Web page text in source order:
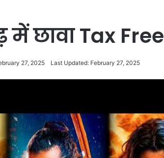
में छावा Tax Free
27, 2025 Last Updated: February 27, 2025